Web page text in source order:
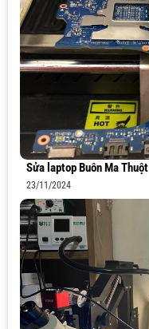
Sửa laptop Buôn Ma Thuột
23/11/2024